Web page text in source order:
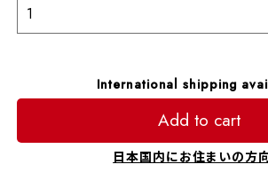
International shipping
Add to cart
日本国内にお住まいの方